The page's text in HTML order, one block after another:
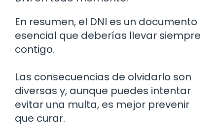
En resumen, el DNI es un documento
esencial que deberías llevar siempre
contigo.
Las consecuencias de olvidarlo son
diversas y, aunque puedes intentar
evitar una multa, es mejor prevenir
que curar.